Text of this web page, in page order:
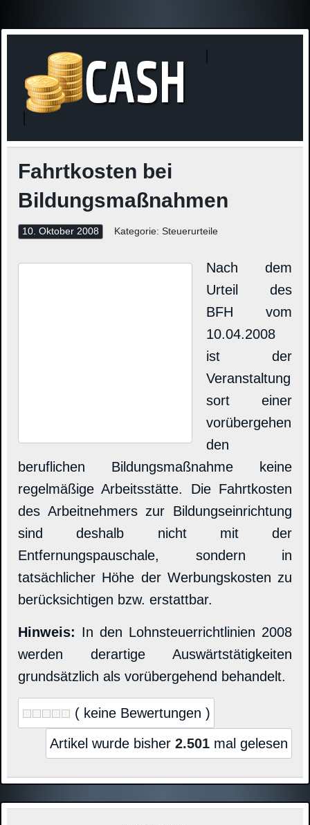
Fahrtkosten bei
Bildungsmaßnahmen
10. Oktober 2008 Kategorie: Steuerurteile
Nach dem
Urteil des
BFH vom
10.04.2008
ist der
Veranstaltung
sort einer
vorübergehen
den
beruflichen Bildungsmaßnahme keine
regelmäßige Arbeitsstätte. Die Fahrtkosten
des Arbeitnehmers zur Bildungseinrichtung
sind deshalb nicht mit der
Entfernungspauschale, sondern in
tatsächlicher Höhe der Werbungskosten zu
berücksichtigen bzw. erstattbar.
Hinweis: In den Lohnsteuerrichtlinien 2008
werden derartige Auswärtstätigkeiten
grundsätzlich als vorübergehend behandelt.
( keine Bewertungen )
Artikel wurde bisher 2.501 mal gelesen